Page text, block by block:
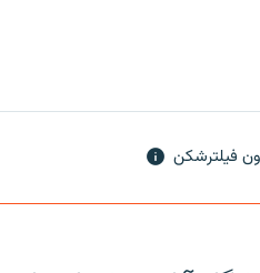
فیلترشکن